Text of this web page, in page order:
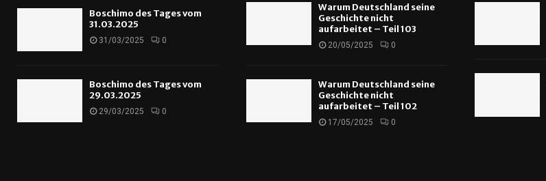
Boschimo des Tages vom
31.03.2025
31/03/2025 0
Boschimo des Tages vom
29.03.2025
29/03/2025 0
Warum Deutschland seine
Geschichte nicht
aufarbeitet – Teil 103
20/05/2025 0
Warum Deutschland seine
Geschichte nicht
aufarbeitet – Teil 102
17/05/2025 0